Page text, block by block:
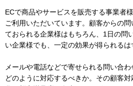
ECで商品やサービスを販売する事業者
ご利用いただいています。顧客からの
ておられる企業様はもちろん、1日の問
い企業様でも、一定の効果が得られるは
メールや電話などで寄せられる問い合
どのように対応するべきか。その顧客